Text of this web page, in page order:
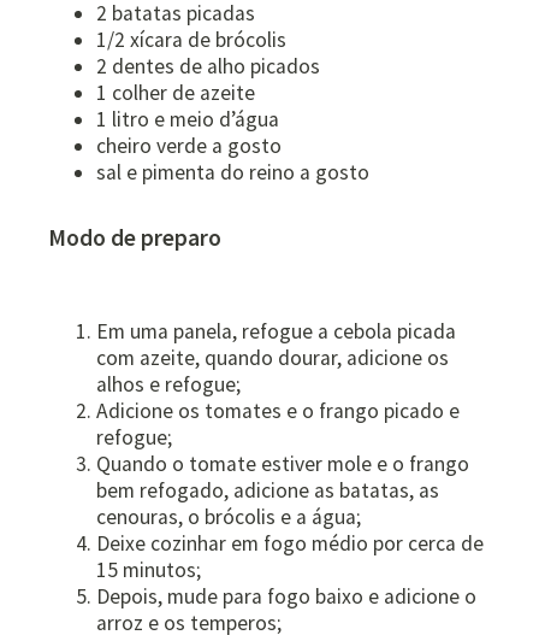
2 batatas picadas
1/2 xícara de brócolis
2 dentes de alho picados
1 colher de azeite
1 litro e meio d’água
cheiro verde a gosto
sal e pimenta do reino a gosto
Modo de preparo
Em uma panela, refogue a cebola picada
com azeite, quando dourar, adicione os
alhos e refogue;
Adicione os tomates e o frango picado e
refogue;
Quando o tomate estiver mole e o frango
bem refogado, adicione as batatas, as
cenouras, o brócolis e a água;
Deixe cozinhar em fogo médio por cerca de
15 minutos;
Depois, mude para fogo baixo e adicione o
arroz e os temperos;